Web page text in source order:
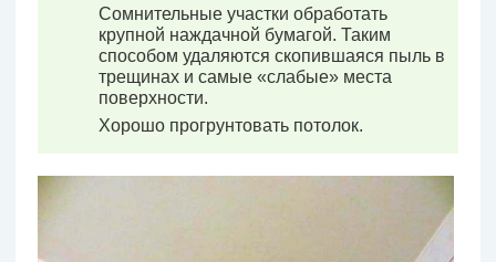
Сомнительные участки обработать
крупной наждачной бумагой. Таким
способом удаляются скопившаяся пыль в
трещинах и самые «слабые» места
поверхности.
Хорошо прогрунтовать потолок.